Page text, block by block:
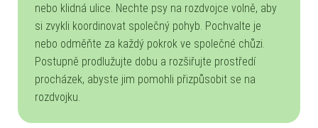
nebo klidná ulice. Nechte psy na rozdvojce volně, aby
si zvykli koordinovat společný pohyb. Pochvalte je
nebo odměňte za každý pokrok ve společné chůzi.
Postupně prodlužujte dobu a rozšiřujte prostředí
procházek, abyste jim pomohli přizpůsobit se na
rozdvojku.